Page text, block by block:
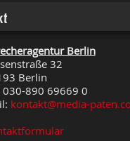
Berlin
32
Berlin
030-890 69669 0
kontakt@media-